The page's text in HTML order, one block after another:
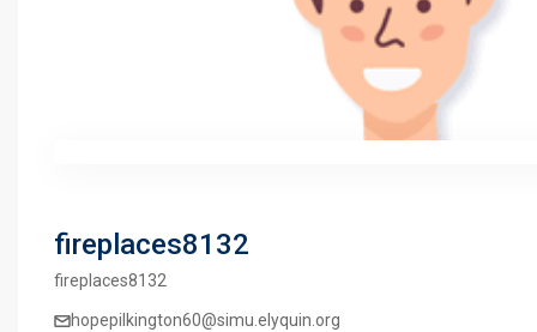
fireplaces8132
fireplaces8132
hopepilkington60@simu.elyquin.org